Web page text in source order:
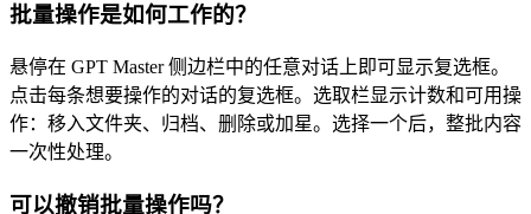
批量操作是如何工作的？
悬停在 GPT Master 侧边栏中的任意对话上即可显示复选框。
点击每条想要操作的对话的复选框。选取栏显示计数和可用操
作：移入文件夹、归档、删除或加星。选择一个后，整批内容
一次性处理。
可以撤销批量操作吗？